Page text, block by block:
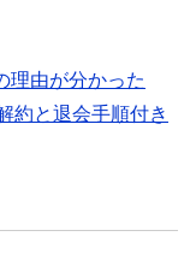
理由が分かった
約と退会手順付き